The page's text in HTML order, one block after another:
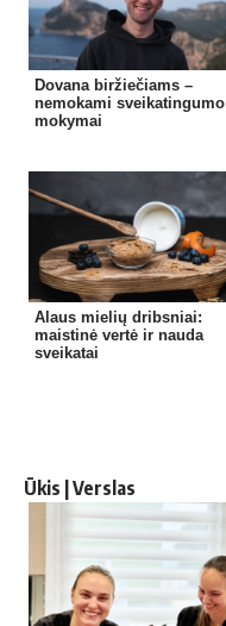
Dovana biržiečiams –
nemokami sveikatingumo
mokymai
Alaus mielių dribsniai:
maistinė vertė ir nauda
sveikatai
Ūkis | Verslas